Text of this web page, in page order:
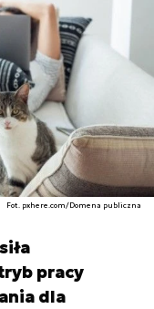
Fot. pxhere.com/Domena publiczna
pracy
dla